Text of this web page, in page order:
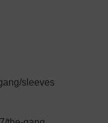
sleeves